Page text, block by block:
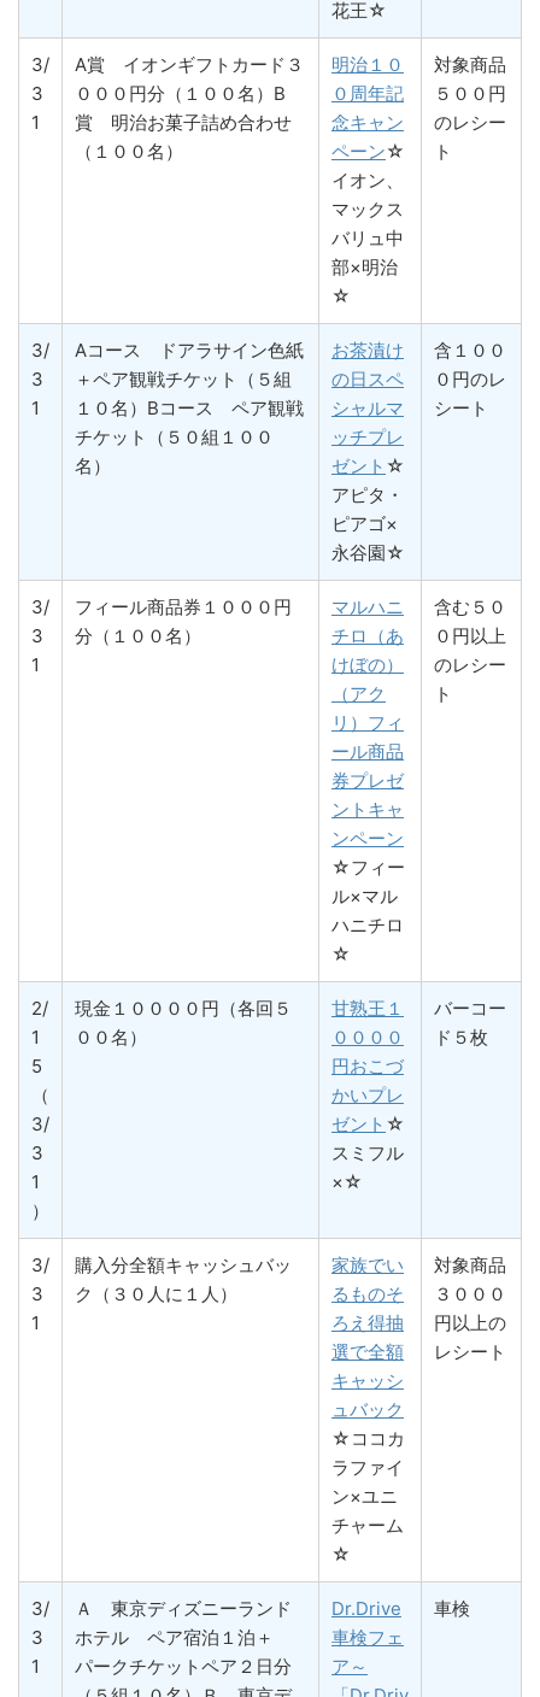
花王☆
3/
3
1
A賞 イオンギフトカード３
０００円分（１００名）B
賞 明治お菓子詰め合わせ
（１００名）
明治１０
０周年記
念キャン
ペーン☆
イオン、
マックス
バリュ中
部×明治
☆
対象商品
５００円
のレシー
ト
3/
3
1
Aコース ドアラサイン色紙
＋ペア観戦チケット（５組
１０名）Bコース ペア観戦
チケット（５０組１００
名）
お茶漬け
の日スペ
シャルマ
ッチプレ
ゼント ☆
アピタ・
ピアゴ×
永谷園☆
含１００
０円のレ
シート
3/
3
1
フィール商品券１０００円
分（１００名）
マルハニ
チロ（あ
けぼの）
（アク
リ）フィ
ール商品
券プレゼ
ントキャ
ンペーン
☆フィー
ル×マル
ハニチロ
☆
含む５０
０円以上
のレシー
ト
2/
1
5
（
3/
3
1
）
現金１００００円（各回５
００名）
甘熟王１
００００
円おこづ
かいプレ
ゼント ☆
スミフル
×☆
バーコー
ド５枚
3/
3
1
購入分全額キャッシュバッ
ク（３０人に１人）
家族でい
るものそ
ろえ得抽
選で全額
キャッシ
ュバック
☆ココカ
ラファイ
ン×ユニ
チャーム
☆
対象商品
３０００
円以上の
レシート
3/
3
1
Ａ 東京ディズニーランド
ホテル ペア宿泊１泊＋
パークチケットペア２日分
Dr.Drive
車検フェ
ア～
車検